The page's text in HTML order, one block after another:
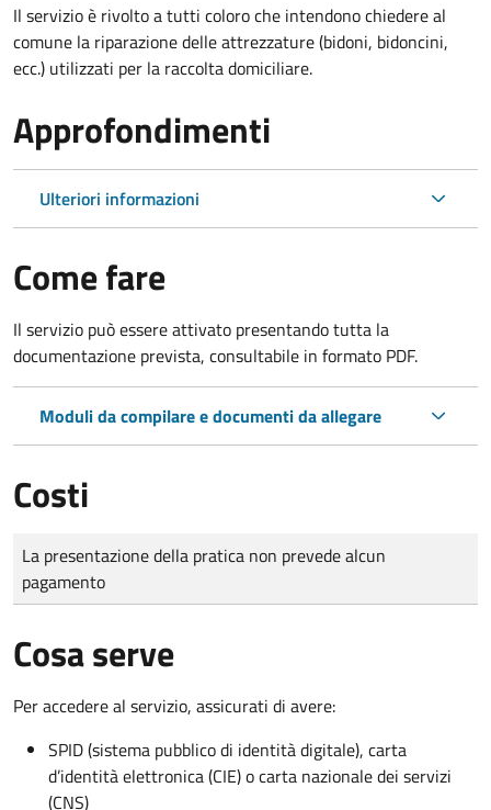
Il servizio è rivolto a tutti coloro che intendono chiedere al
comune la riparazione delle attrezzature (bidoni, bidoncini,
ecc.) utilizzati per la raccolta domiciliare.
Approfondimenti
Ulteriori informazioni
Come fare
Il servizio può essere attivato presentando tutta la
documentazione prevista, consultabile in formato PDF.
Moduli da compilare e documenti da allegare
Costi
Tipo di pagamento
Importo
La presentazione della pratica non prevede alcun
pagamento
Cosa serve
Per accedere al servizio, assicurati di avere:
SPID (sistema pubblico di identità digitale), carta
d’identità elettronica (CIE) o carta nazionale dei servizi
(CNS)